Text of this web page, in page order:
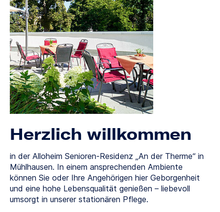
Herzlich willkommen
in der Alloheim Senioren-Residenz „An der Therme“ in
Mühlhausen. In einem ansprechenden Ambiente
können Sie oder Ihre Angehörigen hier Geborgenheit
und eine hohe Lebensqualität genießen – liebevoll
umsorgt in unserer stationären Pflege.